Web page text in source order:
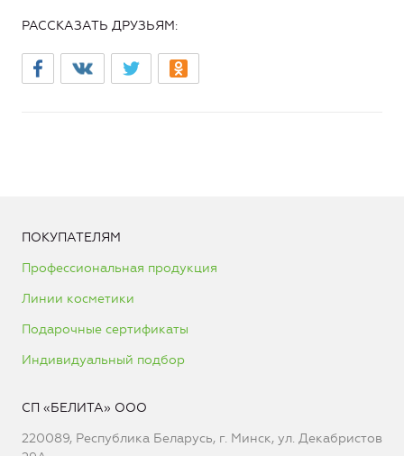
РАССКАЗАТЬ ДРУЗЬЯМ:
ПОКУПАТЕЛЯМ
Профессиональная продукция
Линии косметики
Подарочные сертификаты
Индивидуальный подбор
СП «БЕЛИТА» ООО
220089, Республика Беларусь, г. Минск, ул. Декабристов